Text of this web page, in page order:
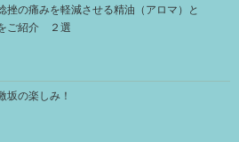
挫の痛みを軽減させる精油（アロマ）と
ご紹介 ２選
坂の楽しみ！